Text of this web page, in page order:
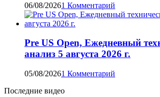
06/08/20261 Комментарий
Pre US Open, Ежедневный
анализ 5 августа 2026 г.
05/08/20261 Комментарий
Последние видео